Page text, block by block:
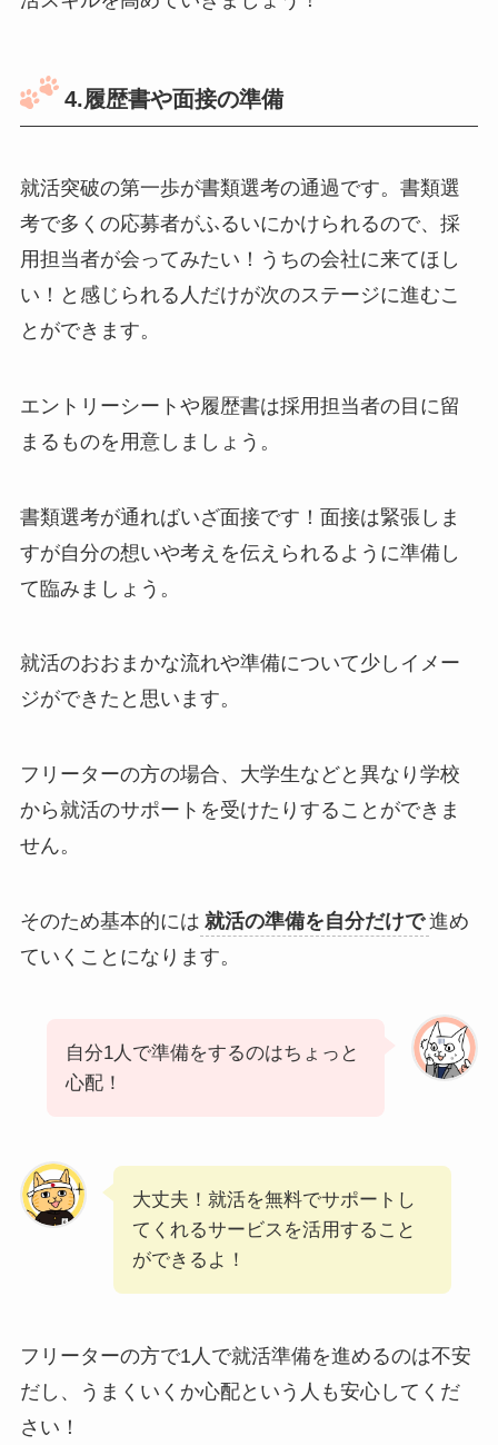
4.履歴書や面接の準備
就活突破の第一歩が書類選考の通過です。書類選
考で多くの応募者がふるいにかけられるので、採
用担当者が会ってみたい！うちの会社に来てほし
い！と感じられる人だけが次のステージに進むこ
とができます。
エントリーシートや履歴書は採用担当者の目に留
まるものを用意しましょう。
書類選考が通ればいざ面接です！面接は緊張しま
すが自分の想いや考えを伝えられるように準備し
て臨みましょう。
就活のおおまかな流れや準備について少しイメー
ジができたと思います。
フリーターの方の場合、大学生などと異なり学校
から就活のサポートを受けたりすることができま
せん。
そのため基本的には 就活の準備を自分だけで 進め
ていくことになります。
自分1人で準備をするのはちょっと
心配！
大丈夫！就活を無料でサポートし
てくれるサービスを活用すること
ができるよ！
フリーターの方で1人で就活準備を進めるのは不安
だし、うまくいくか心配という人も安心してくだ
さい！